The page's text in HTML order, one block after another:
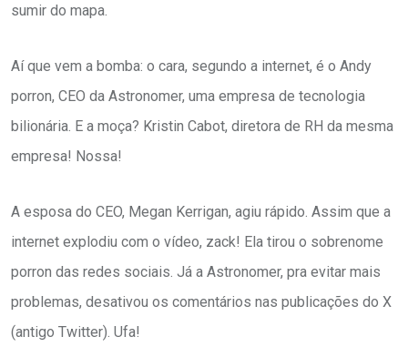
sumir do mapa.
Aí que vem a bomba: o cara, segundo a internet, é o Andy
porron, CEO da Astronomer, uma empresa de tecnologia
bilionária. E a moça? Kristin Cabot, diretora de RH da mesma
empresa! Nossa!
A esposa do CEO, Megan Kerrigan, agiu rápido. Assim que a
internet explodiu com o vídeo, zack! Ela tirou o sobrenome
porron das redes sociais. Já a Astronomer, pra evitar mais
problemas, desativou os comentários nas publicações do X
(antigo Twitter). Ufa!